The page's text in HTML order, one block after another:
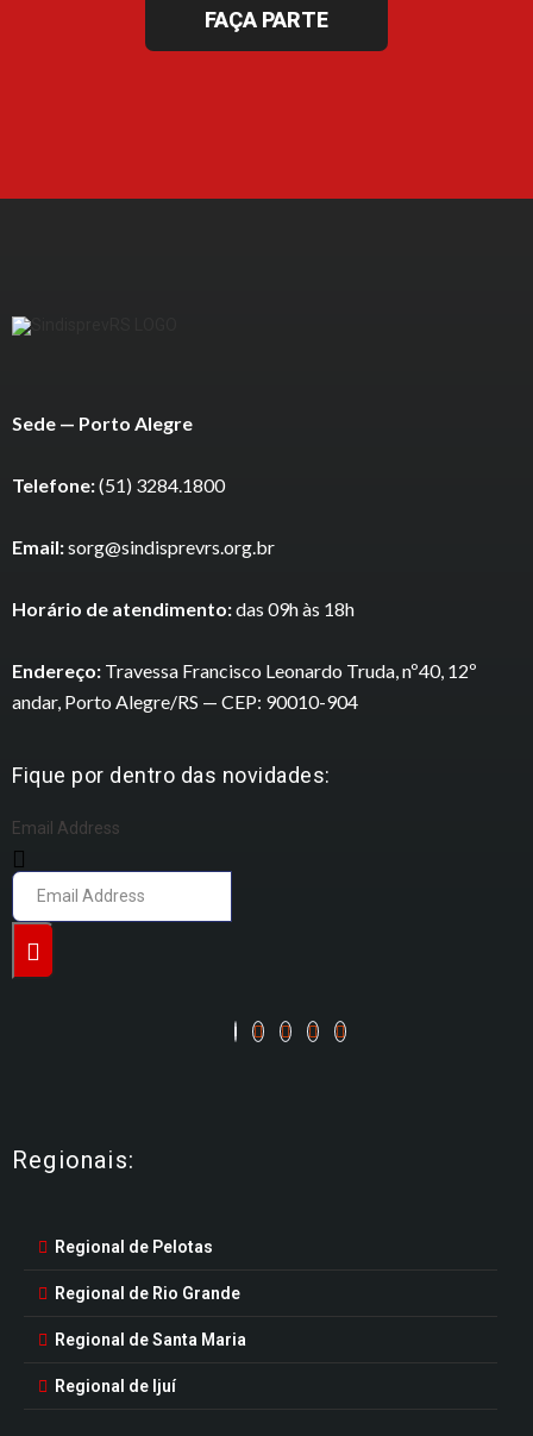
FAÇA PARTE
Sede — Porto Alegre
Telefone:(51) 3284.1800
Email:sorg@sindisprevrs.org.br
Horário de atendimento:das 09h às 18h
Endereço: Travessa Francisco Leonardo Truda, nº40, 12º
andar, Porto Alegre/RS — CEP: 90010-904
Fique por dentro das novidades:
Email Address
Regionais:
Regional de Pelotas
Regional de Rio Grande
Regional de Santa Maria
Regional de Ijuí